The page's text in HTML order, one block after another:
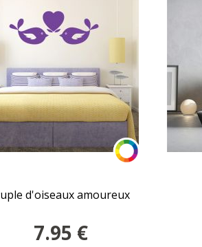
d'oiseaux amoureux
7.95 €